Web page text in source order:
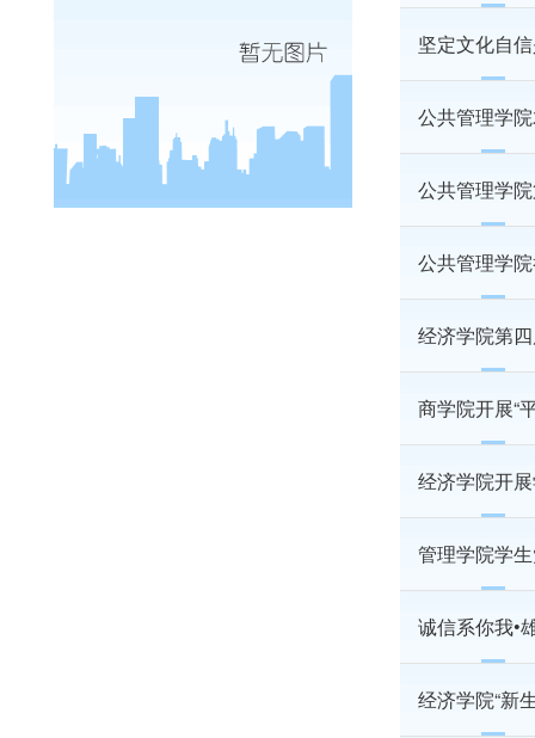
坚定文化自
公共管理学
公共管理学
公共管理学
经济学院第
商学院开展“
经济学院开
管理学院学
诚信系你我•
经济学院“新